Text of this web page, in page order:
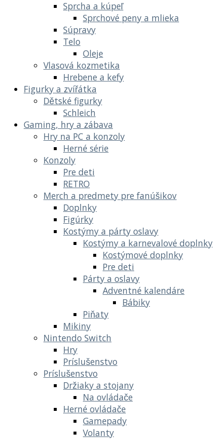
Sprcha a kúpeľ
Sprchové peny a mlieka
Súpravy
Telo
Oleje
Vlasová kozmetika
Hrebene a kefy
Figurky a zvířátka
Dětské figurky
Schleich
Gaming, hry a zábava
Hry na PC a konzoly
Herné série
Konzoly
Pre deti
RETRO
Merch a predmety pre fanúšikov
Doplnky
Figúrky
Kostýmy a párty oslavy
Kostýmy a karnevalové doplnky
Kostýmové doplnky
Pre deti
Párty a oslavy
Adventné kalendáre
Bábiky
Piňaty
Mikiny
Nintendo Switch
Hry
Príslušenstvo
Príslušenstvo
Držiaky a stojany
Na ovládače
Herné ovládače
Gamepady
Volanty